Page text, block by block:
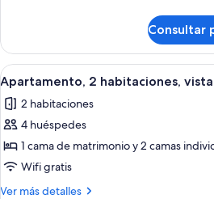
al
mar
(1+2)
2
habitaciones,
vistas
mar
(1+2)
Consultar
Abrir
todas
las
fotos
de
Apartamento,
2
9
Apartamento, 2 habitaciones,
2 habitaciones
4 huéspedes
1 cama de matrimonio y 2 camas
Wifi gratis
Ver más detalles
Más